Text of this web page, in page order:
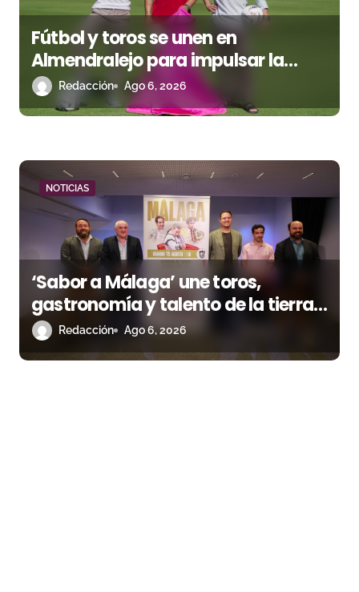
Fútbol y toros se unen en
Almendralejo para impulsar la
corrida de la Piedad
Redacción Ago 6, 2026
NOTICIAS
‘Sabor a Málaga’ une toros,
gastronomía y talento de la tierra
en La Malagueta
Redacción Ago 6, 2026